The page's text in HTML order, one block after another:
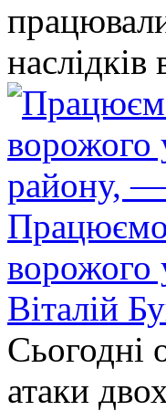
Працюємо
ворожого
Віталій
Сьогодні
атаки